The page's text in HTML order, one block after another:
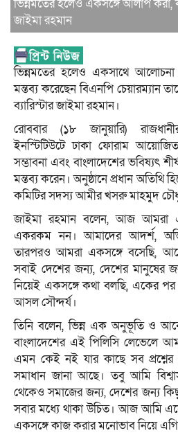
ভিন্নমতের হলেও একসঙ্গে আলাপ করা,
জাইমা রহমান
ভিন্নমতের হলেও একসাথে আলোচনা
মন্তব্য করেছেন বিএনপি চেয়ারম্যান
ব্যারিস্টার জাইমা রহমান।
রোববার (১৮ জানুয়ারি)
ইনস্টিটিউটে ঢাকা ফোরাম
সম্ভাবনা এবং বাংলাদেশের ভবিষ্যৎ
মন্তব্য করেন। অনুষ্ঠানে প্রধান অতিথি
কমিটির সদস্য আমীর খসরু মাহমুদ
জাইমা রহমান বলেন, আজ আমরা
একরকম নন। আমাদের আদর্শ,
তারপরও আমরা একসঙ্গে বসেছি,
সবাই দেশের জন্য, দেশের মানুষের
নিয়েই একসঙ্গে কথা বলছি, একের
আসল সৌন্দর্য।
তিনি বলেন, ভিন্ন এক অনুভূতি ও
বাংলাদেশের এই পিলিসি লেভেলে
এমন কেই নই যার কাছে সব
সমাধান জানা আছে। তবু আমি
থেকেও সমাজের জন্য, দেশের জন্য
সবার মধ্যে থাকা উচিত। আজ আমি
একসঙ্গে কাজ করার মনোভাব নিয়ে